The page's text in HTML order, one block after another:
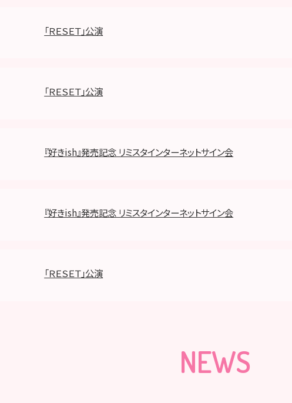
「ＲＥＳＥＴ」公演
「ＲＥＳＥＴ」公演
『好きish』発売記念 リミスタインターネットサイン会
『好きish』発売記念 リミスタインターネットサイン会
「ＲＥＳＥＴ」公演
NEWS